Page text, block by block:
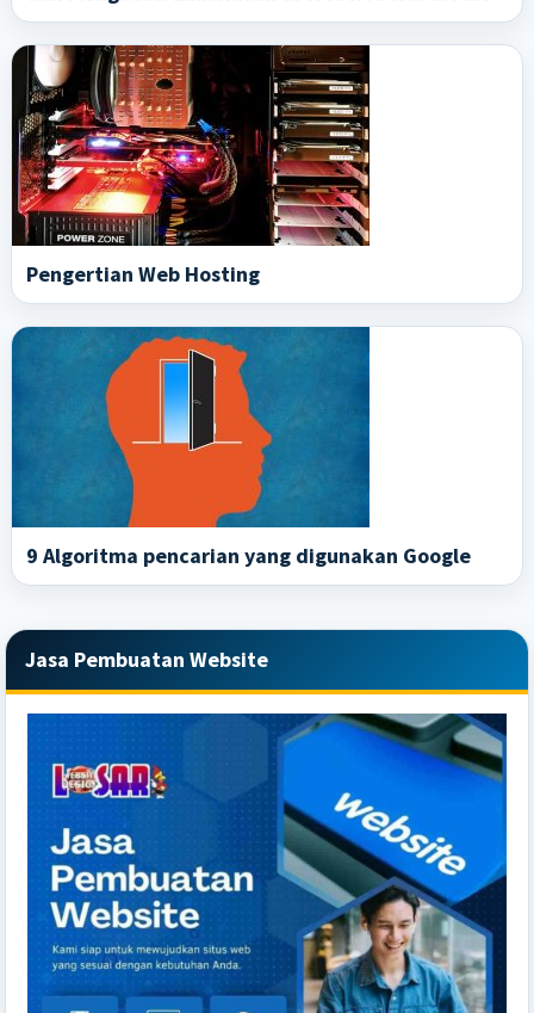
Pengertian Web Hosting
9 Algoritma pencarian yang digunakan Google
Primary
Sidebar
Jasa Pembuatan Website